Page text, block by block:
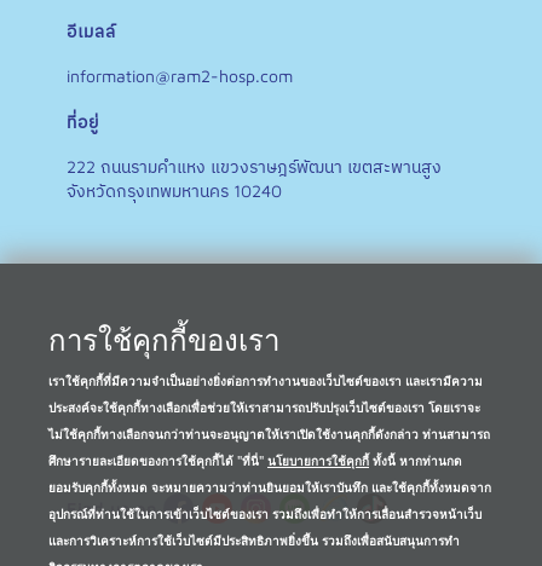
อีเมลล์
information@ram2-hosp.com
ที่อยู่
222 ถนนรามคำแหง แขวงราษฎร์พัฒนา เขตสะพานสูง
จังหวัดกรุงเทพมหานคร 10240
Find us on
การใช้คุกกี้ของเรา
เราใช้คุกกี้ที่มีความจำเป็นอย่างยิ่งต่อการทำงานของเว็บไซต์ของเรา และเรามีความ
ประสงค์จะใช้คุกกี้ทางเลือกเพื่อช่วยให้เราสามารถปรับปรุงเว็บไซต์ของเรา โดยเราจะ
ไม่ใช้คุกกี้ทางเลือกจนกว่าท่านจะอนุญาตให้เราเปิดใช้งานคุกกี้ดังกล่าว ท่านสามารถ
ศึกษารายละเอียดของการใช้คุกกี้ได้ "ที่นี่" นโยบายการใช้คุกกี้ ทั้งนี้ หากท่านกด
ยอมรับคุกกี้ทั้งหมด จะหมายความว่าท่านยินยอมให้เราบันทึก และใช้คุกกี้ทั้งหมดจาก
อุปกรณ์ที่ท่านใช้ในการเข้าเว็บไซต์ของเรา รวมถึงเพื่อทำให้การเลื่อนสำรวจหน้าเว็บ
และการวิเคราะห์การใช้เว็บไซต์มีประสิทธิภาพยิ่งขึ้น รวมถึงเพื่อสนับสนุนการทำ